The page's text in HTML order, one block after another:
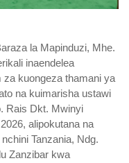
la Mapinduzi, Mhe.
inaendelea
za kuongeza thamani ya
na kuimarisha ustawi
Rais Dkt. Mwinyi
alipokutana na
Tanzania, Ndg.
Zanzibar kwa